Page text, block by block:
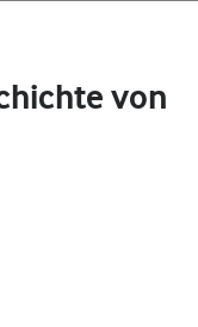
von